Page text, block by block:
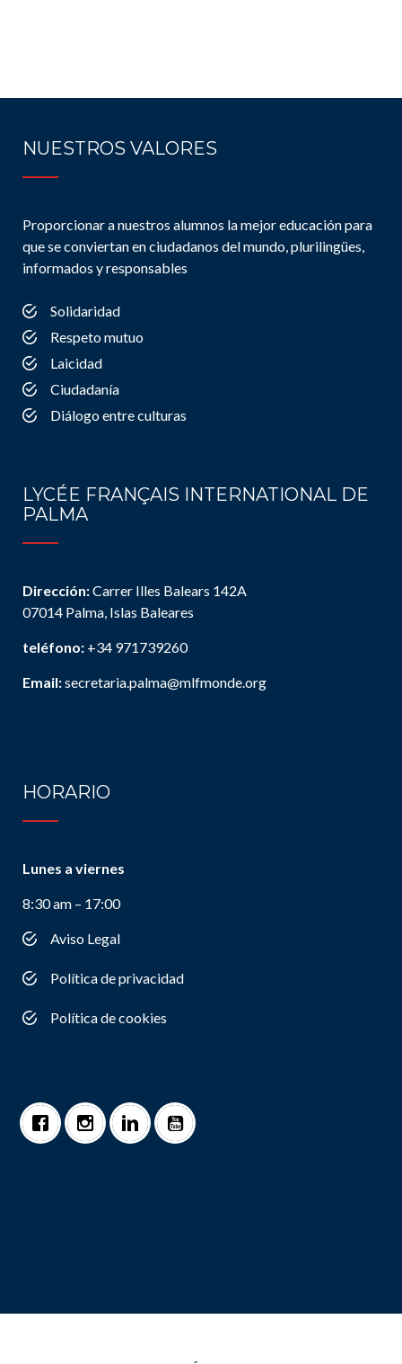
NUESTROS VALORES
Proporcionar a nuestros alumnos la mejor educación para
que se conviertan en ciudadanos del mundo, plurilingües,
informados y responsables
Solidaridad
Respeto mutuo
Laicidad
Ciudadanía
Diálogo entre culturas
LYCÉE FRANÇAIS INTERNATIONAL DE
PALMA
Dirección:Carrer Illes Balears 142A
07014 Palma, Islas Baleares
teléfono: +34 971739260
Email:secretaria.palma@mlfmonde.org
HORARIO
Lunes a viernes
8:30 am – 17:00
Aviso Legal
Política de privacidad
Política de cookies